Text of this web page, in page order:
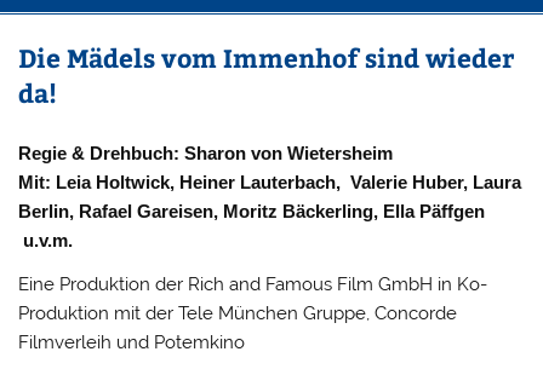
Die Mädels vom Immenhof sind wieder
da!
Regie & Drehbuch: Sharon von Wietersheim
Mit: Leia Holtwick, Heiner Lauterbach, Valerie Huber, Laura
Berlin, Rafael Gareisen, Moritz Bäckerling, Ella Päffgen
u.v.m.
Eine Produktion der Rich and Famous Film GmbH in Ko-
Produktion mit der Tele München Gruppe, Concorde
Filmverleih und Potemkino